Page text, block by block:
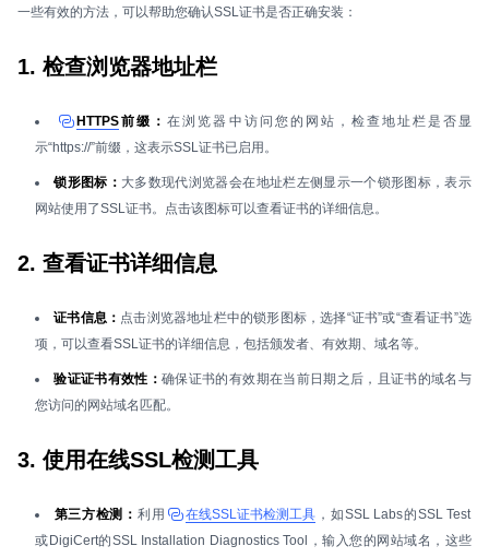
一些有效的方法，可以帮助您确认SSL证书是否正确安装：
1. 检查浏览器地址栏
HTTPS前缀：在浏览器中访问您的网站，检查地址栏是否显
示“https://”前缀，这表示SSL证书已启用。
锁形图标： 大多数现代浏览器会在地址栏左侧显示一个锁形图标，表示
网站使用了SSL证书。点击该图标可以查看证书的详细信息。
2. 查看证书详细信息
证书信息： 点击浏览器地址栏中的锁形图标，选择“证书”或“查看证书”选
项，可以查看SSL证书的详细信息，包括颁发者、有效期、域名等。
验证证书有效性：确保证书的有效期在当前日期之后，且证书的域名与
您访问的网站域名匹配。
3. 使用在线SSL检测工具
第三方检测： 利用 在线SSL证书检测工具 ，如SSL Labs的SSL Test
或DigiCert的SSL Installation Diagnostics Tool，输入您的网站域名，这些